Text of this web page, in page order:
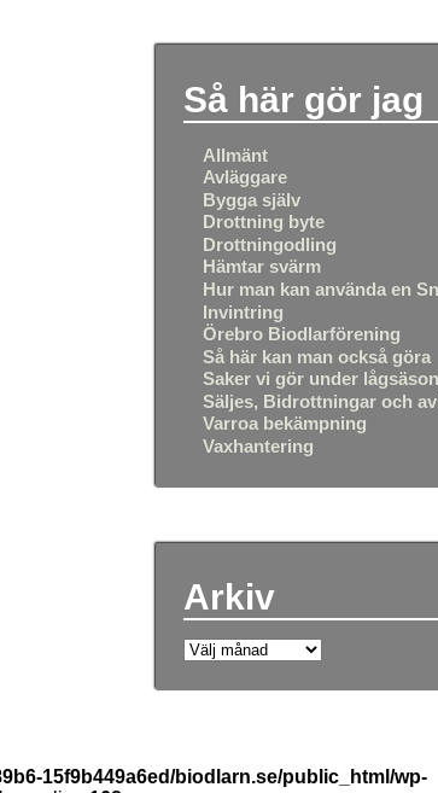
Så här gör jag
Allmänt
Avläggare
Bygga själv
Drottning byte
Drottningodling
Hämtar svärm
Hur man kan använda en
Invintring
Örebro Biodlarförening
Så här kan man också göra
Saker vi gör under
Säljes, Bidrottningar och
Varroa bekämpning
Vaxhantering
Arkiv
15f9b449a6ed/biodlarn.se/public_html/wp-